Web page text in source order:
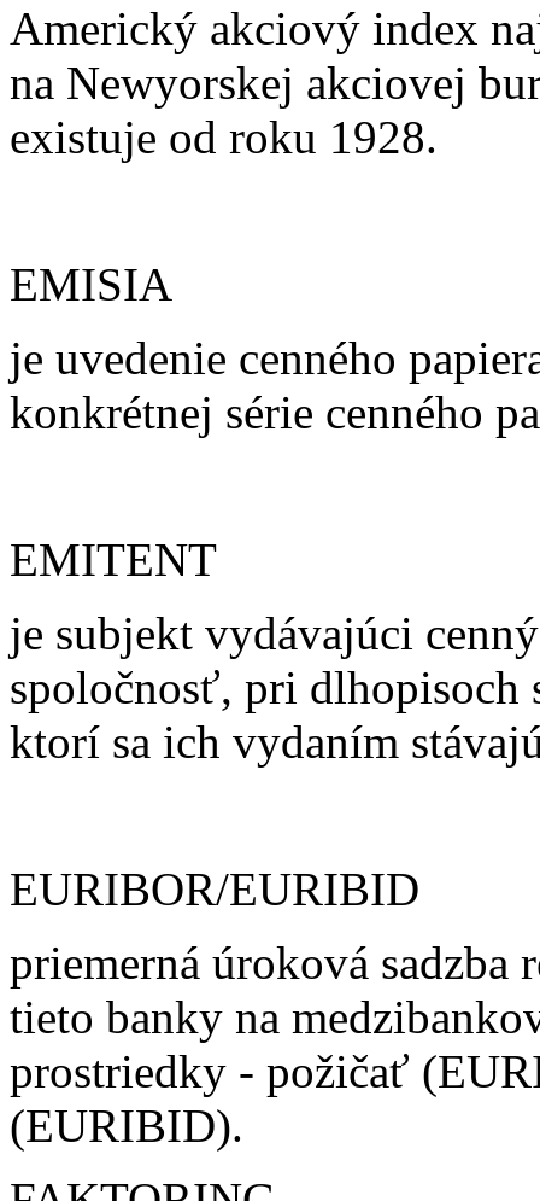
Americký akciový index
na Newyorskej akciovej
existuje od roku 1928.
EMISIA
je uvedenie cenného
konkrétnej série cenného
EMITENT
je subjekt vydávajúci
spoločnosť, pri dlhopisoch
ktorí sa ich vydaním
EURIBOR/EURIBID
priemerná úroková sadzba
tieto banky na
prostriedky - požičať
(EURIBID).